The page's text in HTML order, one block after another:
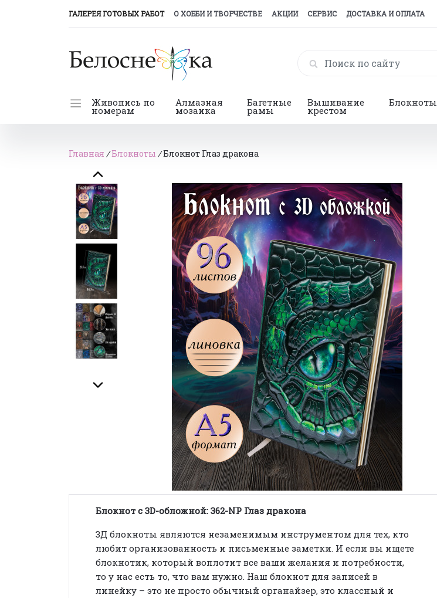
ГАЛЕРЕЯ ГОТОВЫХ РАБОТ(CURRENT)
О ХОББИ И ТВОРЧЕСТВЕ АКЦИИ СЕРВИС ДОСТАВКА И ОПЛАТА
Живопись по
номерам
Алмазная
мозаика
Багетные
рамы
Вышивание
крестом
Блокноты
Главная /Блокноты /Блокнот Глаз дракона
Блокнот с 3D-обложной: 362-NP Глаз дракона
3Д блокноты являются незаменимым инструментом для тех, кто
любит организованность и письменные заметки. И если вы ищете
блокнотик, который воплотит все ваши желания и потребности,
то у нас есть то, что вам нужно. Наш блокнот для записей в
линейку – это не просто обычный органайзер, это классный и